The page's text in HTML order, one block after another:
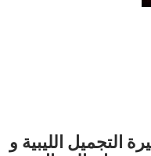
التجميل الليبية و